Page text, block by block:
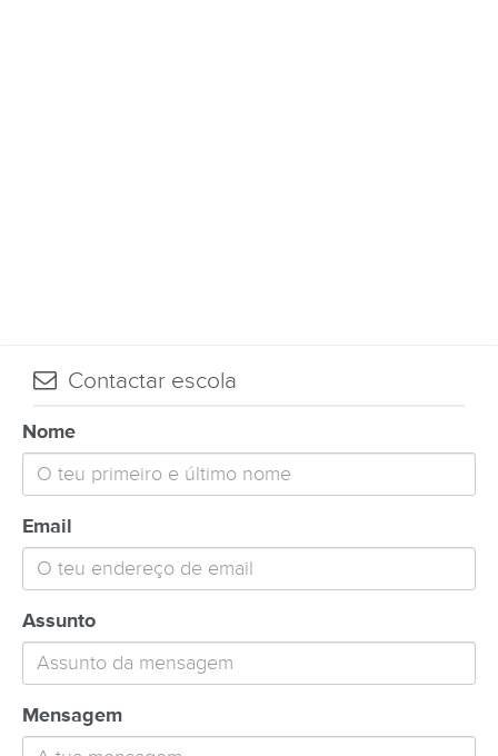
Contactar escola
Nome
Email
Assunto
Mensagem